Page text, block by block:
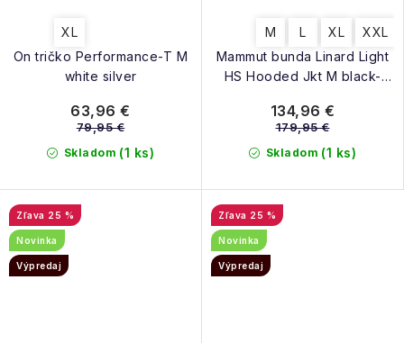
On tričko Performance-T M
white silver
XL
Skladom (1 ks)
63,96 €
79,95 €
Mammut bunda Linard Light
HS Hooded Jkt M black-
M L XL XXL
Skladom (1 ks)
134,96 €
179,95 €
25 %
Novinka
Výpredaj
25 %
Novinka
Výpredaj